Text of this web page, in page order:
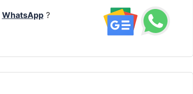
WhatsApp?